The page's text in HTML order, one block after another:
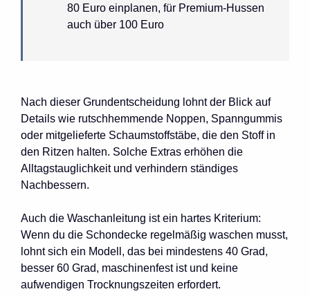
80 Euro einplanen, für Premium-Hussen
auch über 100 Euro
Nach dieser Grundentscheidung lohnt der Blick auf
Details wie rutschhemmende Noppen, Spanngummis
oder mitgelieferte Schaumstoffstäbe, die den Stoff in
den Ritzen halten. Solche Extras erhöhen die
Alltagstauglichkeit und verhindern ständiges
Nachbessern.
Auch die Waschanleitung ist ein hartes Kriterium:
Wenn du die Schondecke regelmäßig waschen musst,
lohnt sich ein Modell, das bei mindestens 40 Grad,
besser 60 Grad, maschinenfest ist und keine
aufwendigen Trocknungszeiten erfordert.